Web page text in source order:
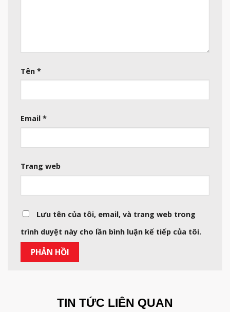
Tên *
Email *
Trang web
Lưu tên của tôi, email, và trang web trong
trình duyệt này cho lần bình luận kế tiếp của tôi.
TIN TỨC LIÊN QUAN